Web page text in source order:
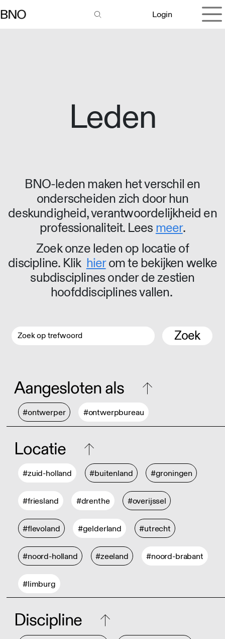
Login
Leden
BNO-leden maken het verschil en
onderscheiden zich door hun
deskundigheid, verantwoordelijkheid en
professionaliteit. Lees meer.
Zoek onze leden op locatie of
discipline. Klik hierom te bekijken welke
subdisciplines onder de zestien
hoofddisciplines vallen.
Zoek
Aangesloten als
#ontwerper #ontwerpbureau
Locatie
#zuid-holland #buitenland #groningen
#friesland #drenthe #overijssel
#flevoland #gelderland #utrecht
#noord-holland #zeeland #noord-brabant
#limburg
Discipline